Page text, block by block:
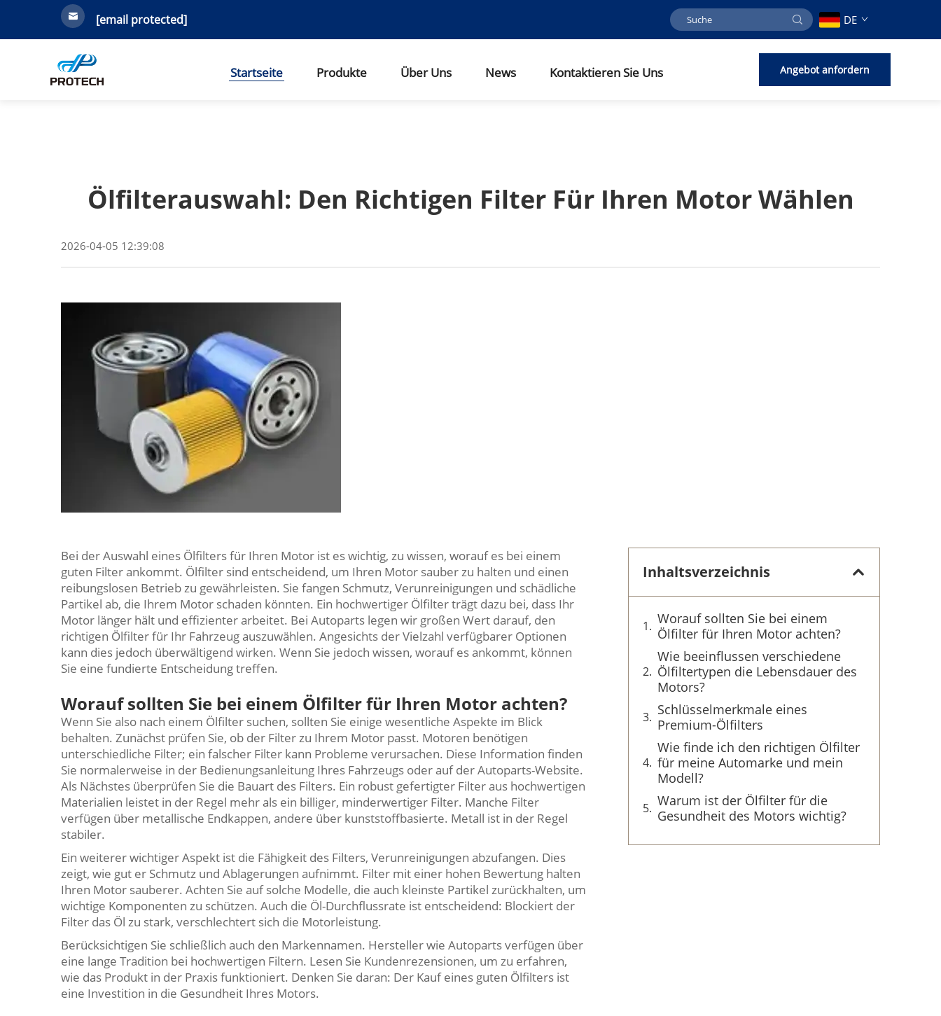
[email protected] DE
Startseite Produkte Über Uns News Kontaktieren Sie Uns Angebot anfordern
Ölfilterauswahl: Den Richtigen Filter Für Ihren Motor Wählen
2026-04-05 12:39:08
Bei der Auswahl eines Ölfilters für Ihren Motor ist es wichtig, zu wissen, worauf es bei einem
guten Filter ankommt. Ölfilter sind entscheidend, um Ihren Motor sauber zu halten und einen
reibungslosen Betrieb zu gewährleisten. Sie fangen Schmutz, Verunreinigungen und schädliche
Partikel ab, die Ihrem Motor schaden könnten. Ein hochwertiger Ölfilter trägt dazu bei, dass Ihr
Motor länger hält und effizienter arbeitet. Bei Autoparts legen wir großen Wert darauf, den
richtigen Ölfilter für Ihr Fahrzeug auszuwählen. Angesichts der Vielzahl verfügbarer Optionen
kann dies jedoch überwältigend wirken. Wenn Sie jedoch wissen, worauf es ankommt, können
Sie eine fundierte Entscheidung treffen.
Worauf sollten Sie bei einem Ölfilter für Ihren Motor achten?
Wenn Sie also nach einem Ölfilter suchen, sollten Sie einige wesentliche Aspekte im Blick
behalten. Zunächst prüfen Sie, ob der Filter zu Ihrem Motor passt. Motoren benötigen
unterschiedliche Filter; ein falscher Filter kann Probleme verursachen. Diese Information finden
Sie normalerweise in der Bedienungsanleitung Ihres Fahrzeugs oder auf der Autoparts-Website.
Als Nächstes überprüfen Sie die Bauart des Filters. Ein robust gefertigter Filter aus hochwertigen
Materialien leistet in der Regel mehr als ein billiger, minderwertiger Filter. Manche Filter
verfügen über metallische Endkappen, andere über kunststoffbasierte. Metall ist in der Regel
stabiler.
Ein weiterer wichtiger Aspekt ist die Fähigkeit des Filters, Verunreinigungen abzufangen. Dies
zeigt, wie gut er Schmutz und Ablagerungen aufnimmt. Filter mit einer hohen Bewertung halten
Ihren Motor sauberer. Achten Sie auf solche Modelle, die auch kleinste Partikel zurückhalten, um
wichtige Komponenten zu schützen. Auch die Öl-Durchflussrate ist entscheidend: Blockiert der
Filter das Öl zu stark, verschlechtert sich die Motorleistung.
Berücksichtigen Sie schließlich auch den Markennamen. Hersteller wie Autoparts verfügen über
eine lange Tradition bei hochwertigen Filtern. Lesen Sie Kundenrezensionen, um zu erfahren,
wie das Produkt in der Praxis funktioniert. Denken Sie daran: Der Kauf eines guten Ölfilters ist
eine Investition in die Gesundheit Ihres Motors.
Inhaltsverzeichnis
Worauf sollten Sie bei einem
Ölfilter für Ihren Motor achten?
Wie beeinflussen verschiedene
Ölfiltertypen die Lebensdauer des
Motors?
Schlüsselmerkmale eines
Premium-Ölfilters
Wie finde ich den richtigen Ölfilter
für meine Automarke und mein
Modell?
Warum ist der Ölfilter für die
Gesundheit des Motors wichtig?